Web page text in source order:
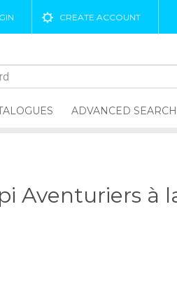
CREATE ACCOUNT
ADVANCED SEARCH
Aventuriers à